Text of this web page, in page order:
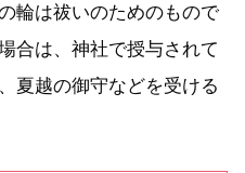
輪は祓いのためのもので
合は、神社で授与されて
夏越の御守などを受ける